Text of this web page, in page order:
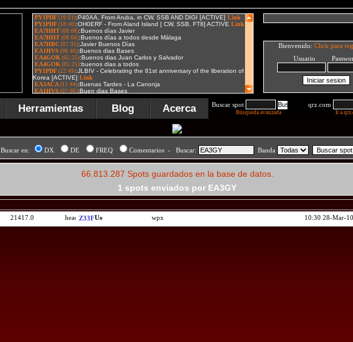
Bienvenido: Click para
Usuario
Herramientas Blog Acerca Buscar spot
Búsqueda avanzada
qrz.com
Ir a
Buscar en: DX DE FREQ Comentarios - Buscar: Banda
66.813.287 Spots guardados en la base de datos.
1 spots enviados por EA3GY
21417.0 Z33F wpx 10:30 28-Mar-10